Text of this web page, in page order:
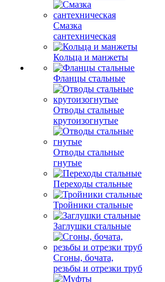
Смазка
сантехническая
Кольца и манжеты
Фланцы стальные
Отводы стальные
крутоизогнутые
Отводы стальные
гнутые
Переходы стальные
Тройники стальные
Заглушки стальные
Сгоны, бочата,
резьбы и отрезки труб